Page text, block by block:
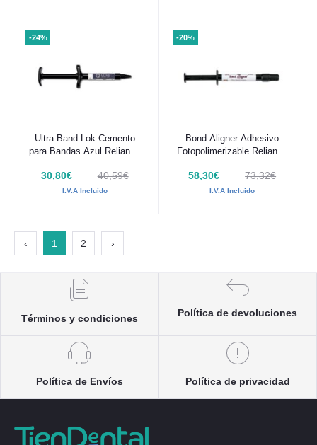
-24%
Añadir al carrito
Ultra Band Lok Cemento
para Bandas Azul Reliance
30,80€ 40,59€
I.V.A Incluido
-20%
Añadir al carrito
Bond Aligner Adhesivo
Fotopolimerizable Reliance
58,30€ 73,32€
I.V.A Incluido
‹ 1 2 ›
Términos y condiciones
Política de devoluciones
Política de Envíos Política de privacidad